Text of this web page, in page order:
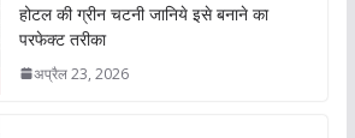
होटल की ग्रीन चटनी जानिये इसे बनाने का
परफेक्ट तरीका
अप्रैल 23, 2026